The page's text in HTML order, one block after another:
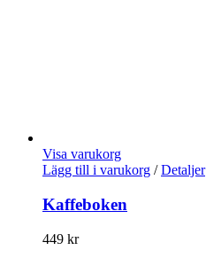
Visa varukorg
Lägg till i varukorg / Detaljer
Kaffeboken
449 kr